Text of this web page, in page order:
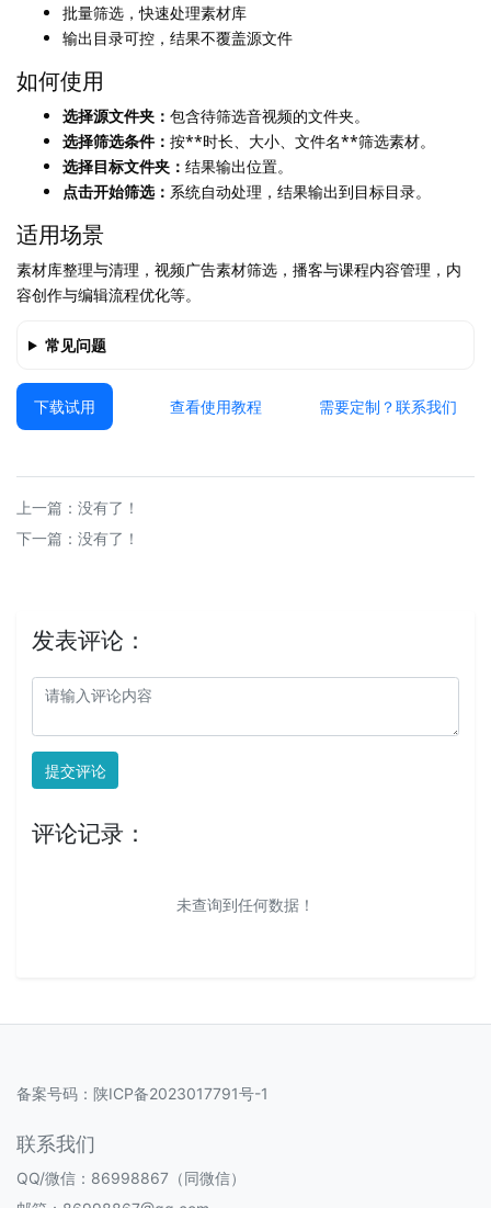
批量筛选，快速处理素材库
输出目录可控，结果不覆盖源文件
如何使用
选择源文件夹： 包含待筛选音视频的文件夹。
选择筛选条件： 按**时长、大小、文件名**筛选素材。
选择目标文件夹： 结果输出位置。
点击开始筛选： 系统自动处理，结果输出到目标目录。
适用场景
素材库整理与清理，视频广告素材筛选，播客与课程内容管理，内
容创作与编辑流程优化等。
常见问题
下载试用 查看使用教程 需要定制？联系我们
上一篇：没有了！
下一篇：没有了！
发表评论：
提交评论
评论记录：
未查询到任何数据！
备案号码： 陕ICP备2023017791号-1
联系我们
QQ/微信：86998867（同微信）